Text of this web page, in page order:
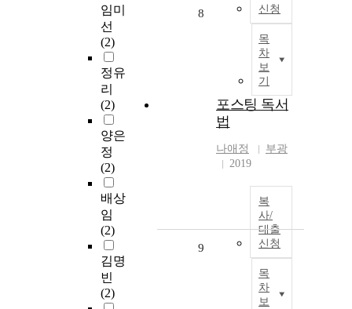
임미
선
(2)
정유
리
(2)
양은
정
(2)
배상
임
(2)
김명
빈
(2)
신청
목
차
보
기
8
포스팅 독서
법
나애정
부광
2019
복
사/
대출
신청
목
차
보
9